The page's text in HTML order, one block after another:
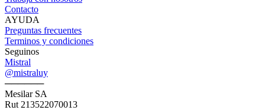
Contacto
AYUDA
Preguntas frecuentes
Terminos y condiciones
Seguinos
Mistral
@mistraluy
──────
Mesilar SA
Rut 213522070013